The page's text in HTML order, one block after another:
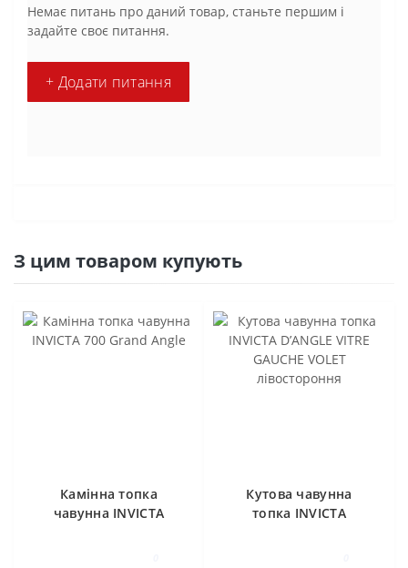
Немає питань про даний товар, станьте першим і
задайте своє питання.
+ Додати питання
З цим товаром купують
Камінна топка
чавунна INVICTA
Кутова чавунна
топка INVICTA